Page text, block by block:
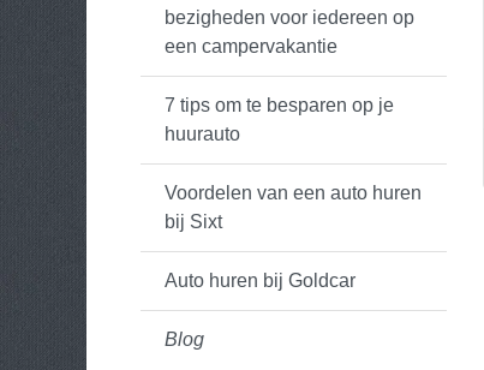
bezigheden voor iedereen op
een campervakantie
7 tips om te besparen op je
huurauto
Voordelen van een auto huren
bij Sixt
Auto huren bij Goldcar
Blog